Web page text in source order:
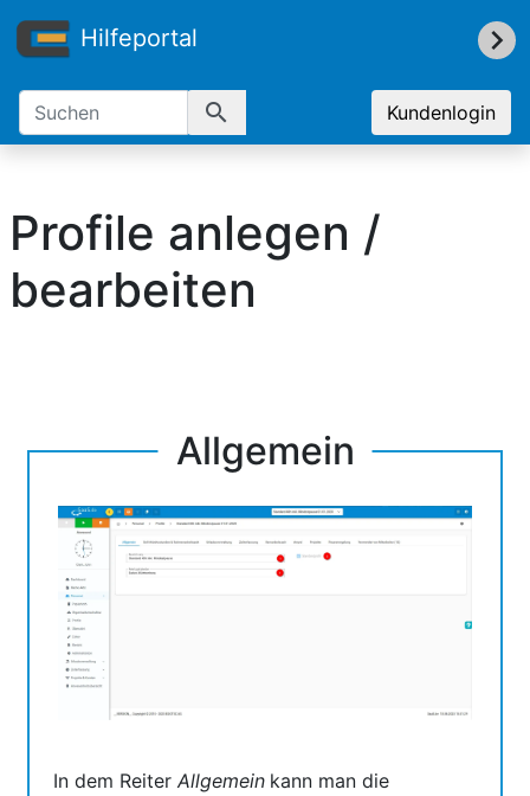
Hilfeportal
search Kundenlogin
Profile anlegen /
bearbeiten
Allgemein
In dem Reiter Allgemein kann man die